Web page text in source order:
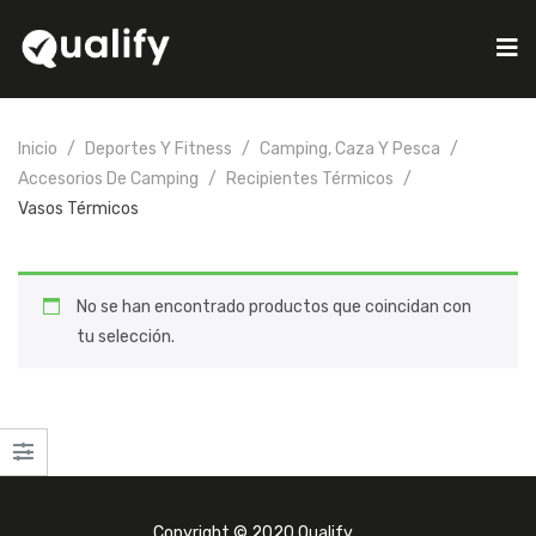
Inicio Deportes Y Fitness
Camping, Caza Y Pesca
Accesorios De Camping
Recipientes Térmicos
Vasos Térmicos
No se han encontrado productos que coincidan con
tu selección.